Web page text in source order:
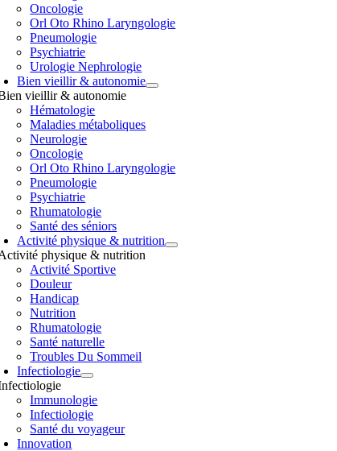
Oncologie
Orl Oto Rhino Laryngologie
Pneumologie
Psychiatrie
Urologie Nephrologie
Bien vieillir & autonomie
vieillir & autonomie
Hématologie
Maladies métaboliques
Neurologie
Oncologie
Orl Oto Rhino Laryngologie
Pneumologie
Psychiatrie
Rhumatologie
Santé des séniors
Activité physique & nutrition
physique & nutrition
Activité Sportive
Douleur
Handicap
Nutrition
Rhumatologie
Santé naturelle
Troubles Du Sommeil
Infectiologie
Immunologie
Infectiologie
Santé du voyageur
Innovation